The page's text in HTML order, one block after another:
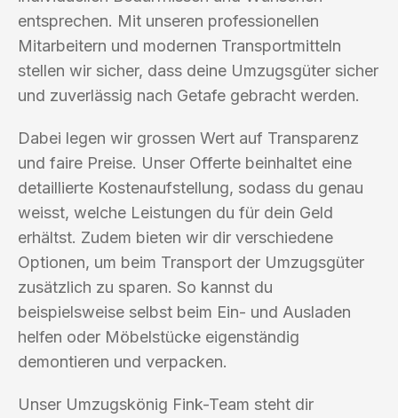
entsprechen. Mit unseren professionellen
Mitarbeitern und modernen Transportmitteln
stellen wir sicher, dass deine Umzugsgüter sicher
und zuverlässig nach Getafe gebracht werden.
Dabei legen wir grossen Wert auf Transparenz
und faire Preise. Unser Offerte beinhaltet eine
detaillierte Kostenaufstellung, sodass du genau
weisst, welche Leistungen du für dein Geld
erhältst. Zudem bieten wir dir verschiedene
Optionen, um beim Transport der Umzugsgüter
zusätzlich zu sparen. So kannst du
beispielsweise selbst beim Ein- und Ausladen
helfen oder Möbelstücke eigenständig
demontieren und verpacken.
Unser Umzugskönig Fink-Team steht dir